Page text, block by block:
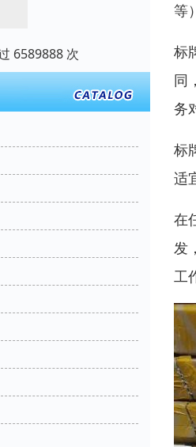
6589888 次
等
标
同
务
标
适
在
发
工